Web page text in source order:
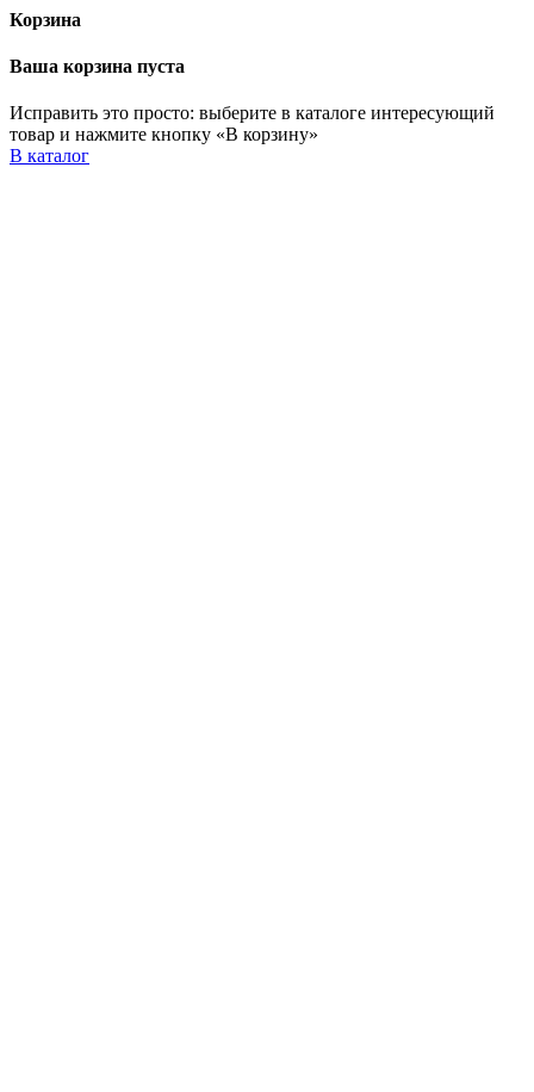
Корзина
Ваша корзина пуста
Исправить это просто: выберите в каталоге интересующий
товар и нажмите кнопку «В корзину»
В каталог